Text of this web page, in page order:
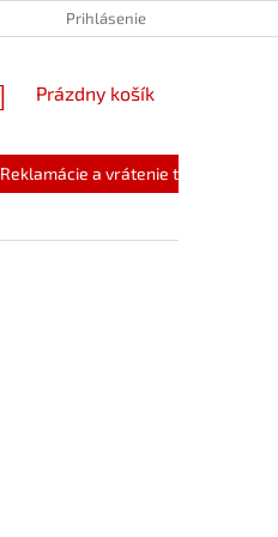
Prihlásenie
NÁKUPNÝ
Prázdny košík
Reklamácie a vrátenie tovaru